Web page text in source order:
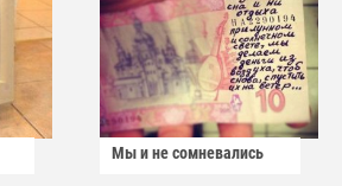
Мы и не сомневались